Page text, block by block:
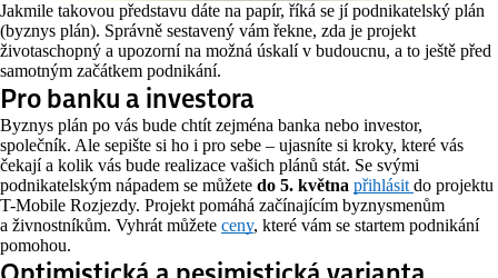
Jakmile takovou představu dáte na papír, říká se jí podnikatelský plán
(byznys plán). Správně sestavený vám řekne, zda je projekt
životaschopný a upozorní na možná úskalí v budoucnu, a to ještě před
samotným začátkem podnikání.
Pro banku a investora
Byznys plán po vás bude chtít zejména banka nebo investor,
společník. Ale sepište si ho i pro sebe – ujasníte si kroky, které vás
čekají a kolik vás bude realizace vašich plánů stát. Se svými
podnikatelským nápadem se můžete do 5. května přihlásit do projektu
T-Mobile Rozjezdy. Projekt pomáhá začínajícím byznysmenům
a živnostníkům. Vyhrát můžete ceny, které vám se startem podnikání
pomohou.